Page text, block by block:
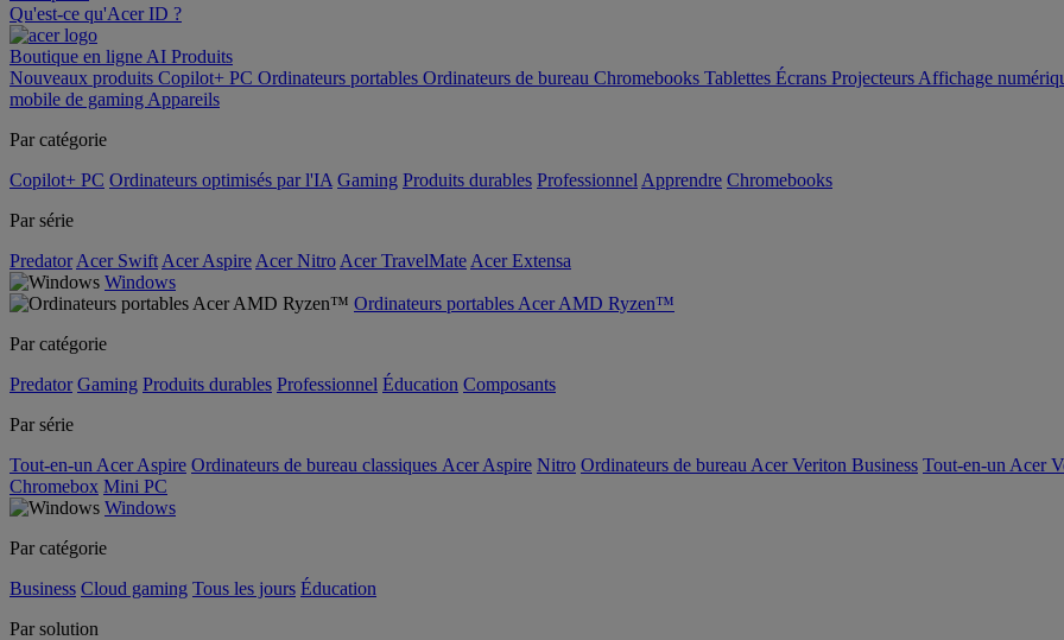
Qu'est-ce qu'Acer ID ?
Boutique en ligne AI Produits
Nouveaux produits Copilot+ PC Ordinateurs portables Ordinateurs de bureau Chromebooks Tablettes Écrans Projecteurs Affichage
mobile de gaming Appareils
Par catégorie
Copilot+ PC Ordinateurs optimisés par l'IA Gaming Produits durables Professionnel Apprendre Chromebooks
Par série
Predator Acer Swift Acer Aspire Acer Nitro Acer TravelMate Acer Extensa
Windows
Ordinateurs portables Acer AMD Ryzen™
Par catégorie
Predator Gaming Produits durables Professionnel Éducation Composants
Par série
Tout-en-un Acer Aspire Ordinateurs de bureau classiques Acer Aspire Nitro Ordinateurs de bureau Acer Veriton Business Tout-en-un Acer
Chromebox Mini PC
Windows
Par catégorie
Business Cloud gaming Tous les jours Éducation
Par solution